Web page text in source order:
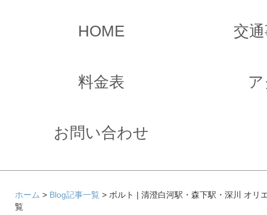
HOME 交
料金表
お問い合わせ
ホーム > Blog記事一覧 > ボルト | 清澄白河駅・森下駅・深川 オリ
覧